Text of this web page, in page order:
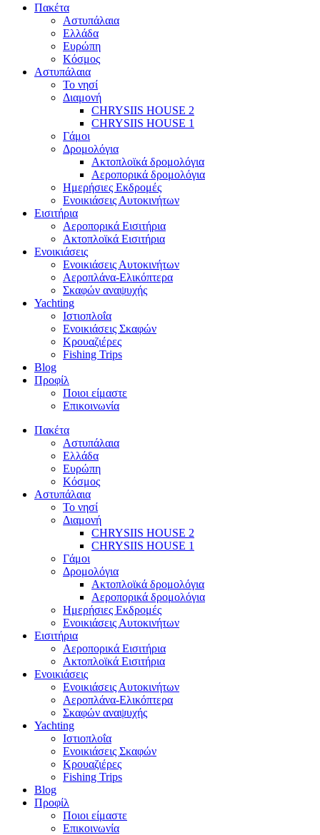
Πακέτα
Αστυπάλαια
Ελλάδα
Ευρώπη
Κόσμος
Αστυπάλαια
Το νησί
Διαμονή
CHRYSIIS HOUSE 2
CHRYSIIS HOUSE 1
Γάμοι
Δρομολόγια
Ακτοπλοϊκά δρομολόγια
Αεροπορικά δρομολόγια
Ημερήσιες Εκδρομές
Ενοικιάσεις Αυτοκινήτων
Εισιτήρια
Αεροπορικά Εισιτήρια
Ακτοπλοϊκά Εισιτήρια
Ενοικιάσεις
Ενοικιάσεις Αυτοκινήτων
Αεροπλάνα-Ελικόπτερα
Σκαφών αναψυχής
Yachting
Ιστιοπλοΐα
Ενοικιάσεις Σκαφών
Κρουαζιέρες
Fishing Trips
Blog
Προφίλ
Ποιοι είμαστε
Επικοινωνία
Πακέτα
Αστυπάλαια
Ελλάδα
Ευρώπη
Κόσμος
Αστυπάλαια
Το νησί
Διαμονή
CHRYSIIS HOUSE 2
CHRYSIIS HOUSE 1
Γάμοι
Δρομολόγια
Ακτοπλοϊκά δρομολόγια
Αεροπορικά δρομολόγια
Ημερήσιες Εκδρομές
Ενοικιάσεις Αυτοκινήτων
Εισιτήρια
Αεροπορικά Εισιτήρια
Ακτοπλοϊκά Εισιτήρια
Ενοικιάσεις
Ενοικιάσεις Αυτοκινήτων
Αεροπλάνα-Ελικόπτερα
Σκαφών αναψυχής
Yachting
Ιστιοπλοΐα
Ενοικιάσεις Σκαφών
Κρουαζιέρες
Fishing Trips
Blog
Προφίλ
Ποιοι είμαστε
Επικοινωνία